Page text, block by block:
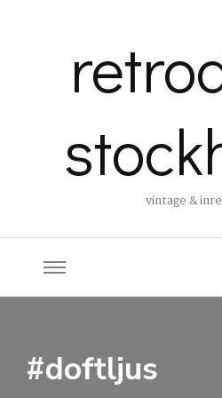
vintage &
#doftljus